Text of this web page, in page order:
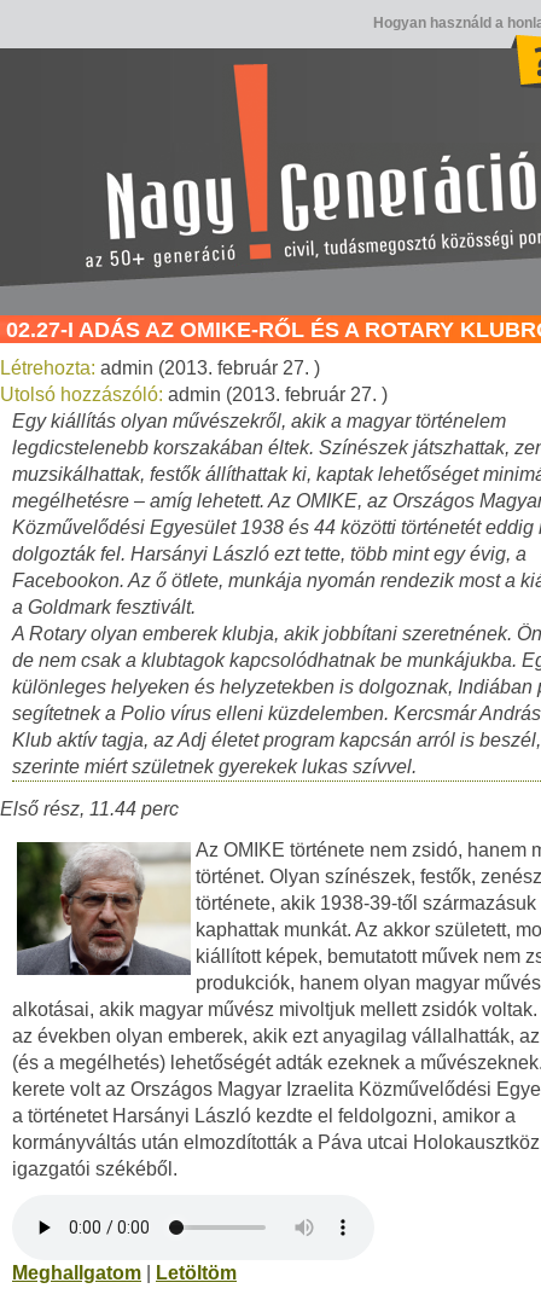
Hogyan használd a
02.27-I ADÁS AZ OMIKE-RŐL ÉS A ROTARY
Létrehozta: admin (2013. február 27. )
Utolsó hozzászóló: admin (2013. február 27. )
Egy kiállítás olyan művészekről, akik a magyar történelem
legdicstelenebb korszakában éltek. Színészek játszhattak,
muzsikálhattak, festők állíthattak ki, kaptak lehetőséget
megélhetésre – amíg lehetett. Az OMIKE, az Országos
Közművelődési Egyesület 1938 és 44 közötti történetét eddig
dolgozták fel. Harsányi László ezt tette, több mint egy évig, a
Facebookon. Az ő ötlete, munkája nyomán rendezik most a
a Goldmark fesztivált.
A Rotary olyan emberek klubja, akik jobbítani szeretnének.
de nem csak a klubtagok kapcsolódhatnak be munkájukba.
különleges helyeken és helyzetekben is dolgoznak, Indiában
segítetnek a Polio vírus elleni küzdelemben. Kercsmár
Klub aktív tagja, az Adj életet program kapcsán arról is
szerinte miért születnek gyerekek lukas szívvel.
Első rész, 11.44 perc
Az OMIKE története nem zsidó, hanem
történet. Olyan színészek, festők,
története, akik 1938-39-től származásuk
kaphattak munkát. Az akkor született,
kiállított képek, bemutatott művek nem
produkciók, hanem olyan magyar
alkotásai, akik magyar művész mivoltjuk mellett zsidók
az években olyan emberek, akik ezt anyagilag vállalhatták,
(és a megélhetés) lehetőségét adták ezeknek a
kerete volt az Országos Magyar Izraelita Közművelődési
a történetet Harsányi László kezdte el feldolgozni, amikor a
kormányváltás után elmozdították a Páva utcai
igazgatói székéből.
Meghallgatom
Letöltöm